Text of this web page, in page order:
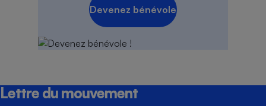
Devenez bénévole
Lettre du mouvement